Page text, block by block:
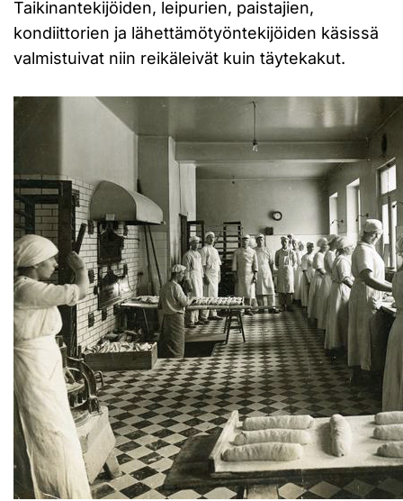
Taikinantekijöiden, leipurien, paistajien,
kondiittorien ja lähettämötyöntekijöiden käsissä
valmistuivat niin reikäleivät kuin täytekakut.